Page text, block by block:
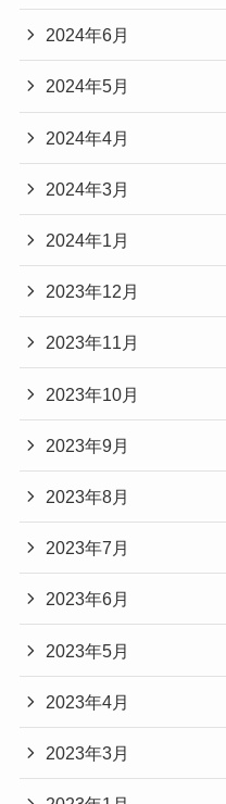
2024年6月
2024年5月
2024年4月
2024年3月
2024年1月
2023年12月
2023年11月
2023年10月
2023年9月
2023年8月
2023年7月
2023年6月
2023年5月
2023年4月
2023年3月